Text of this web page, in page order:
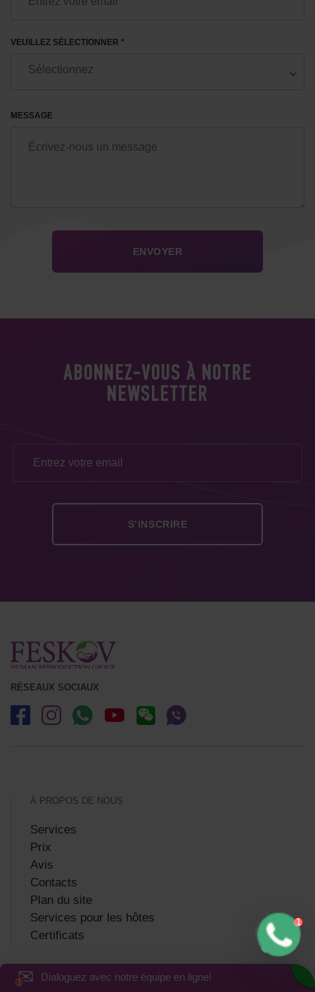
VEUILLEZ SÉLECTIONNER *
MESSAGE
ABONNEZ-VOUS À NOTRE
NEWSLETTER
RÉSEAUX SOCIAUX
À PROPOS DE NOUS
Services
Prix
Avis
Contacts
Plan du site
Services pour les hôtes
Certificats
INFORMATION
✉ Dialoguez avec notre équipe en ligne!